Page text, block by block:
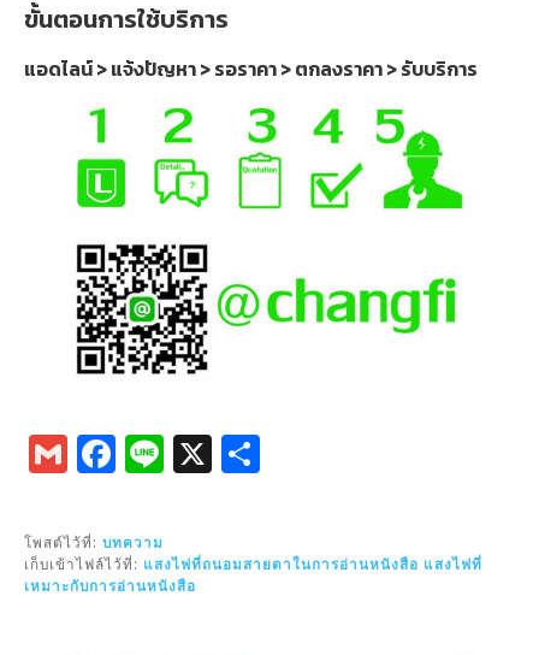
ขั้นตอนการใช้บริการ
แอดไลน์ > แจ้งปัญหา > รอราคา > ตกลงราคา > รับบริการ
G
m
ai
l
F
a
c
e
b
Li
n
X
e
โพสต์ไว้ที่: บทความ
เก็บเข้าไฟล์ไว้ที่: แสงไฟที่ถนอมสายตาในการอ่านหนังสือ แสงไฟที่
เหมาะกับการอ่านหนังสือ